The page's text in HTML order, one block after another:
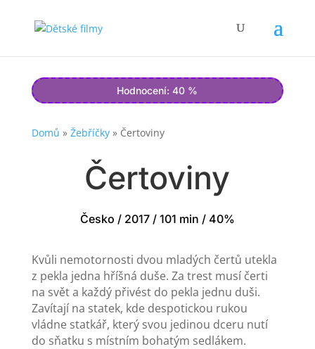
Hodnocení: 40 %
Domů » Žebříčky» Čertoviny
Čertoviny
Česko / 2017 / 101 min / 40%
Kvůli nemotornosti dvou mladých čertů utekla
z pekla jedna hříšná duše. Za trest musí čerti
na svět a každý přivést do pekla jednu duši.
Zavítají na statek, kde despotickou rukou
vládne statkář, který svou jedinou dceru nutí
do sňatku s místním bohatým sedlákem.